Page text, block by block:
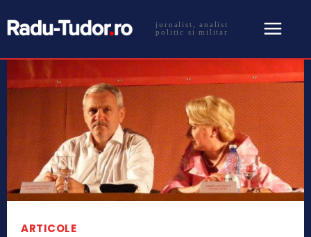
jurnalist, analist
politic si militar
ARTICOLE